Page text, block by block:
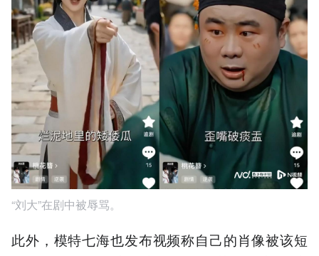
“刘大”在剧中被辱骂。
此外，模特七海也发布视频称自己的肖像被该短